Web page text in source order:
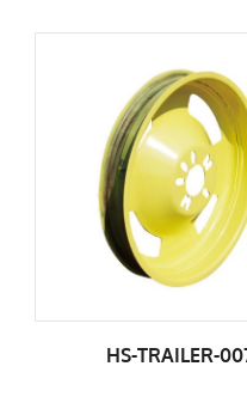
HS-TRAILER-